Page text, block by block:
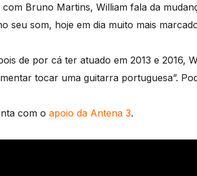
Bruno Martins, William fala da
seu som, hoje em dia muito mais
de por cá ter atuado em 2013 e 2016,
tocar uma guitarra portuguesa”.
com o apoio da Antena 3.